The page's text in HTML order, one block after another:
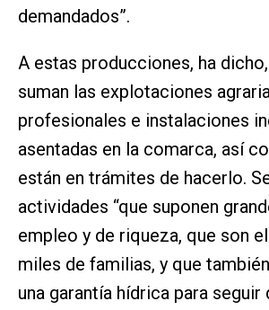
demandados”.
A estas producciones, ha
suman las explotaciones
profesionales e instalaciones
asentadas en la comarca, así
están en trámites de hacerlo.
actividades “que suponen
empleo y de riqueza, que son
miles de familias, y que
una garantía hídrica para